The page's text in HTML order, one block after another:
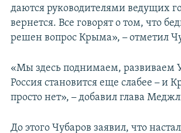
даются руководителями ведущих
вернется. Все говорят о том, что
решен вопрос Крыма»,–отметил
«Мы здесь поднимаем, развиваем
Россия становится еще слабее–и
просто нет»,–добавил глава
До этого Чубаров заявил, что